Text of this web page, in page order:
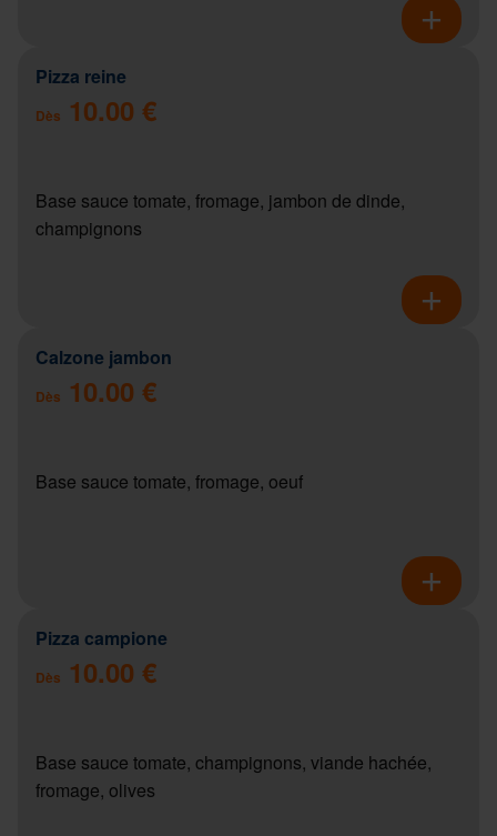
Pizza reine
Dès 10.00 €
Base sauce tomate, fromage, jambon de dinde,
champignons
Calzone jambon
Dès 10.00 €
Base sauce tomate, fromage, oeuf
Pizza campione
Dès 10.00 €
Base sauce tomate, champignons, viande hachée,
fromage, olives